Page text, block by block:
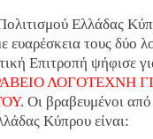
Ελλάδας
ευαρέσκεια τους δύο
Επιτροπή ψήφισε
ΛΟΓΟΤΕΧΝΗ
. Οι βραβευμένοι
Κύπρου είναι: